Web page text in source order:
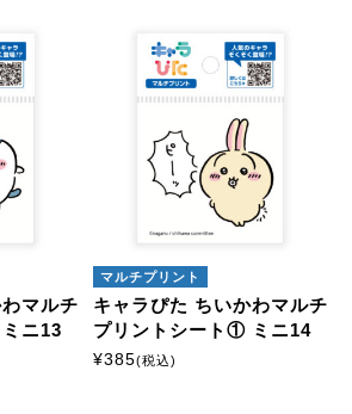
マルチ
ニ13
マルチプリント
キャラぴた ちいかわマルチ
プリントシート① ミニ14
¥385(税込)